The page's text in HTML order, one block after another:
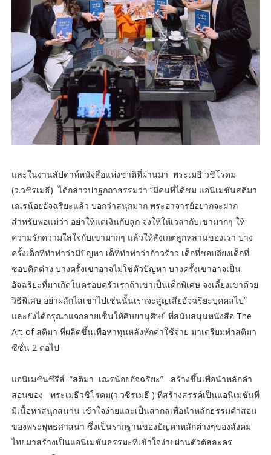
และในงานสัปดาห์หนังสือแห่งชาติที่ผ่านมา พระเมธี วชิโรดม
(ว.วชิรเมธี) ได้กล่าวปาฐกถาธรรมว่า “มีคนที่ได้ชม แอนิเมชันสติมา
เณรน้อยอัจฉริยะแล้ว บอกว่าสนุกมาก พระอาจารย์อยากจะฝาก
สำหรับพ่อแม่ว่า อย่าให้แต่เงินกับลูก จงให้ให้เวลากับเขามากๆ ให้
ความรักความใส่ใจกับเขามากๆ แล้วให้สังเกตลูกหลานของเรา บาง
ครั้งเด็กที่ทำท่าว่ามีปัญหา เด็ที่ทำท่าว่าก้าวร้าว เด็กที่ชอบถียงเด็กที่
ชอบคิดต่าง บางครั้งเขาอาจไม่ใช่ตัวปัญหา บางครั้งเขาอาจเป็น
อัจฉริยะที่มาเกิดในครอบครัวเราถ้าเขาเป็นเด็กพิเศษ จงเลี้ยงเขาด้วย
วิธีพิเศษ อย่าผลักไสเขาไปเช่นนั้นเราจะสูญเสียอัจฉริยะบุคคลไป”
และยังได้กรุณาแจกลายเซ็นให้ศิษยานุศิษย์ ที่สนับสนุนหนังสือ The
Art of สติมา ที่ผลิตขึ้นเพื่อหาทุนหลังหักค่าใช้จ่าย มาเตรียมทำสติมา
ซีซั่น 2 ต่อไป
แอนิเมชันซีรีส์ “สติมา เณรน้อยอัจฉริยะ” สร้างขึ้นเพื่อนำหลักคำ
สอนของ พระเมธีวชิโรดม(ว.วชิรเมธี ) ที่สร้างสรรค์เป็นแอนิเมชันที่
มีเนื้อหาสนุกสนาน เข้าใจง่ายและเป็นสากลเพื่อนำหลักธรรมคำสอน
ของพระพุทธศาสนา ซึ่งเป็นรากฐานของปัญหาหลักต่างๆของสังคม
ไทยมาสร้างเป็นแอนิเมชันธรรมะที่เข้าใจง่ายผ่านตัวตัสละคร